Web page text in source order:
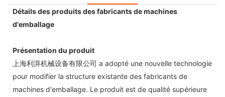
Détails des produits des fabricants de machines
d'emballage
Présentation du produit
上海利湃机械设备有限公司 a adopté une nouvelle technologie
pour modifier la structure existante des fabricants de
machines d'emballage. Le produit est de qualité supérieure